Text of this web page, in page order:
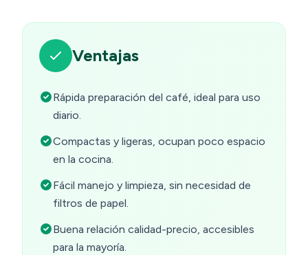
Ventajas
Rápida preparación del café, ideal para uso
diario.
Compactas y ligeras, ocupan poco espacio
en la cocina.
Fácil manejo y limpieza, sin necesidad de
filtros de papel.
Buena relación calidad-precio, accesibles
para la mayoría.